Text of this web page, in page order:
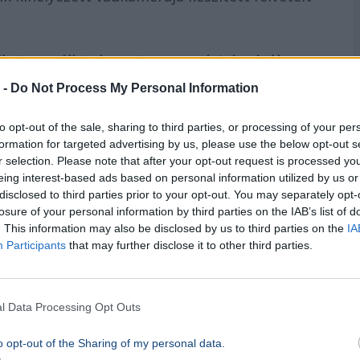
- Do Not Process My Personal Information
opt-out of the sale, sharing to third parties, or processing of your
for targeted advertising by us, please use the below opt-out
selection. Please note that after your opt-out request is processed
interest-based ads based on personal information utilized by us
to third parties prior to your opt-out. You may separately
of your personal information by third parties on the IAB’s list of
This information may also be disclosed by us to third parties on the
Participants that may further disclose it to other third parties.
Data Processing Opt Outs
opt-out of the Sharing of my personal data.
vagy állatok pontos mozgásirányáról,
megbízható információjuk, de a helyzetet
hogy a kijelölt turistautakról ne
követendő általános viselkedési
Nemzeti Park / Facebook